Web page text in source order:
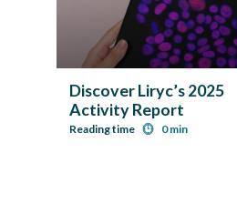
Discover Liryc’s 2025
Activity Report
Reading time 0 min